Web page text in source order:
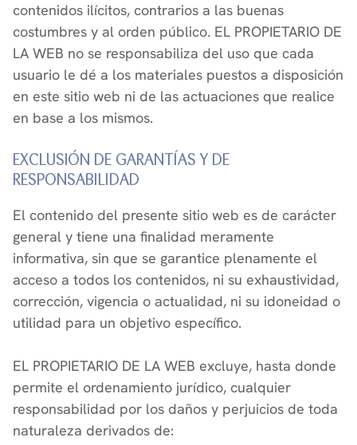
contenidos ilícitos, contrarios a las buenas
costumbres y al orden público. EL PROPIETARIO DE
LA WEB no se responsabiliza del uso que cada
usuario le dé a los materiales puestos a disposición
en este sitio web ni de las actuaciones que realice
en base a los mismos.
EXCLUSIÓN DE GARANTÍAS Y DE
RESPONSABILIDAD
El contenido del presente sitio web es de carácter
general y tiene una finalidad meramente
informativa, sin que se garantice plenamente el
acceso a todos los contenidos, ni su exhaustividad,
corrección, vigencia o actualidad, ni su idoneidad o
utilidad para un objetivo específico.
EL PROPIETARIO DE LA WEB excluye, hasta donde
permite el ordenamiento jurídico, cualquier
responsabilidad por los daños y perjuicios de toda
naturaleza derivados de: